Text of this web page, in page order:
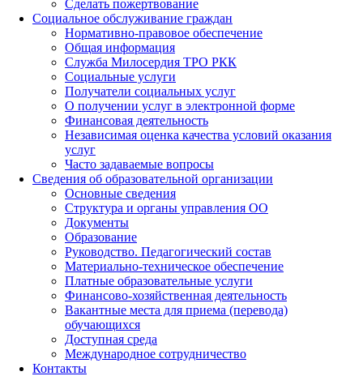
Сделать пожертвование
Социальное обслуживание граждан
Нормативно-правовое обеспечение
Общая информация
Служба Милосердия ТРО РКК
Социальные услуги
Получатели социальных услуг
О получении услуг в электронной форме
Финансовая деятельность
Независимая оценка качества условий оказания
услуг
Часто задаваемые вопросы
Сведения об образовательной организации
Основные сведения
Структура и органы управления ОО
Документы
Образование
Руководство. Педагогический состав
Материально-техническое обеспечение
Платные образовательные услуги
Финансово-хозяйственная деятельность
Вакантные места для приема (перевода)
обучающихся
Доступная среда
Международное сотрудничество
Контакты